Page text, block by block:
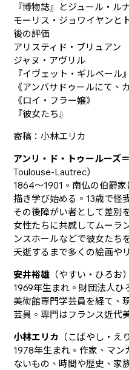
『博物誌』とジュール・ル
モーリス・ジョワイヤンと
後の評価
アリスティド・ブリュアン
ジャヌ・アヴリル
『イヴェット・ギルベール』
《アンバサドゥールにて、
《ロイ・フラー嬢》
『彼女たち』
寄稿：小林エリカ
アンリ・ド・トゥールーズ
Toulouse-Lautrec）
1864～1901。南仏の伯爵
描き学び始める。13歳で怪
その後障がい者として差別
女性たちに共感してムーラ
ンスホールなどで彼女たち
夭逝するまで多くの絵画や
安井裕雄 （やすい・ひろお）
1969年生まれ。財団法人ひ
美術館専門学芸員を経て、
芸員。専門はフランス近代
小林エリカ
（こばやし・え
1978年生まれ。作家、マン
ないもの、時間や歴史、家